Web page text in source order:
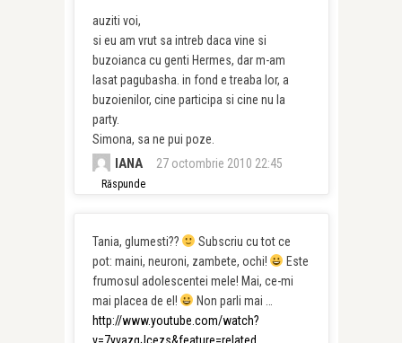
auziti voi,
si eu am vrut sa intreb daca vine si
buzoianca cu genti Hermes, dar m-am
lasat pagubasha. in fond e treaba lor, a
buzoienilor, cine participa si cine nu la
party.
Simona, sa ne pui poze.
IANA 27 octombrie 2010 22:45
Răspunde
Tania, glumesti??
Subscriu cu tot ce
pot: maini, neuroni, zambete, ochi!
Este
frumosul adolescentei mele! Mai, ce-mi
mai placea de el!
Non parli mai …
http://www.youtube.com/watch?
v=7yvazgJcezs&feature=related